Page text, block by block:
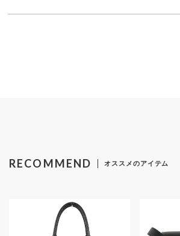
RECOMMEND オススメのアイテム